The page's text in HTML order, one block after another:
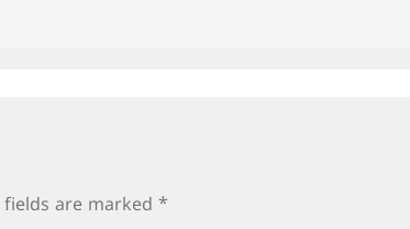
fields are marked *